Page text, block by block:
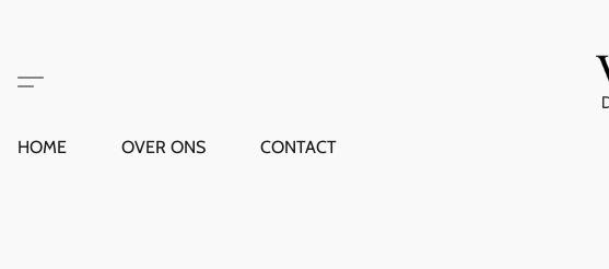
HOME OVER ONS CONTACT